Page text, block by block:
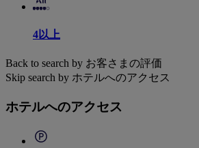
4以上
Back to search by お客さまの評価
Skip search by ホテルへのアクセス
ホテルへのアクセス